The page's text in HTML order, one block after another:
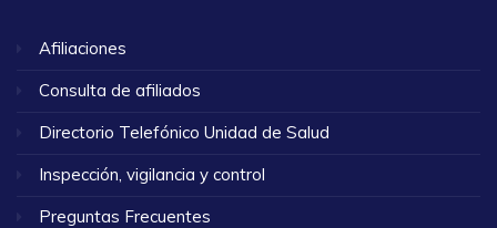
Afiliaciones
Consulta de afiliados
Directorio Telefónico Unidad de Salud
Inspección, vigilancia y control
Preguntas Frecuentes